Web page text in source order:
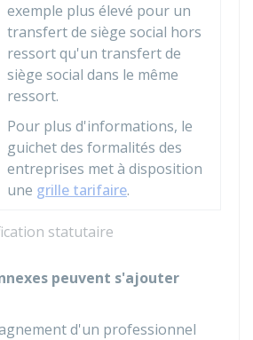
statutaire
exemple plus élevé pour un
transfert de siège social hors
ressort qu'un transfert de
siège social dans le même
ressort.
Pour plus d'informations, le
guichet des formalités des
entreprises met à disposition
une grille tarifaire.
peuvent s'ajouter
d'un professionnel